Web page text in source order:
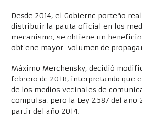
Desde 2014, el Gobierno porteño
distribuir la pauta oficial en los
mecanismo, se obtiene un
obtiene mayor volumen de
Máximo Merchensky, decidió
febrero de 2018, interpretando que
de los medios vecinales de
compulsa, pero la Ley 2.587 del
partir del año 2014.